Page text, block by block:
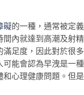
礙的一種，通常被定
間內就達到高潮及射
滿足度，因此對於很
可能會認為早洩是一
和心理健康問題。但